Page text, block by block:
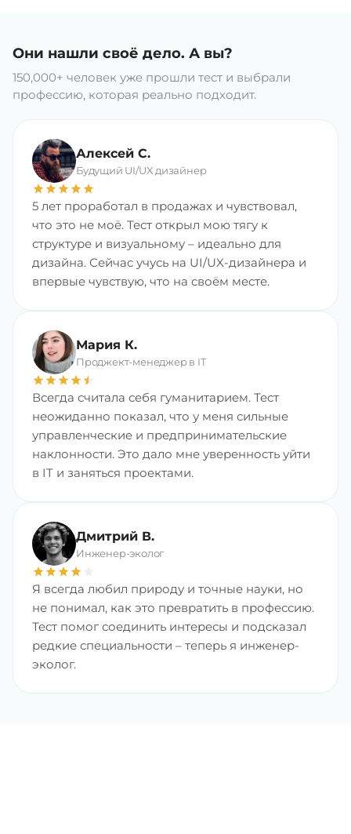
Они нашли своё дело. А вы?
150,000+ человек уже прошли тест и выбрали
профессию, которая реально подходит.
Алексей С.
Будущий UI/UX дизайнер
star star star star star
5 лет проработал в продажах и чувствовал,
что это не моё. Тест открыл мою тягу к
структуре и визуальному – идеально для
дизайна. Сейчас учусь на UI/UX-дизайнера и
впервые чувствую, что на своём месте.
Мария К.
Проджект-менеджер в IT
star star star star star
star
Всегда считала себя гуманитарием. Тест
неожиданно показал, что у меня сильные
управленческие и предпринимательские
наклонности. Это дало мне уверенность уйти
в IT и заняться проектами.
Дмитрий В.
Инженер-эколог
star star star star
Я всегда любил природу и точные науки, но
не понимал, как это превратить в профессию.
Тест помог соединить интересы и подсказал
редкие специальности – теперь я инженер-
эколог.